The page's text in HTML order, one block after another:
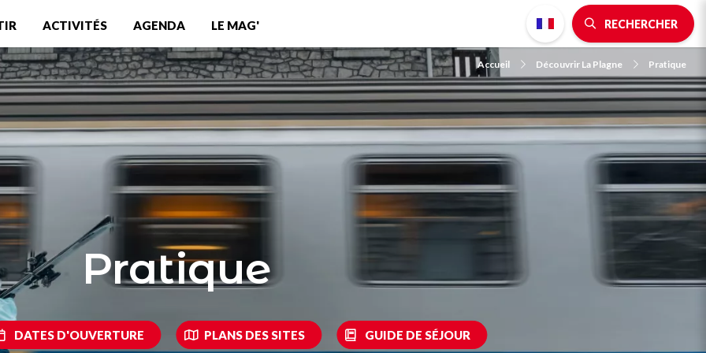
ACTIVITÉS AGENDA LE MAG' RECHERCHER
Accueil Découvrir La Plagne Pratique
Pratique
DATES D'OUVERTURE PLANS DES SITES GUIDE DE SÉJOUR